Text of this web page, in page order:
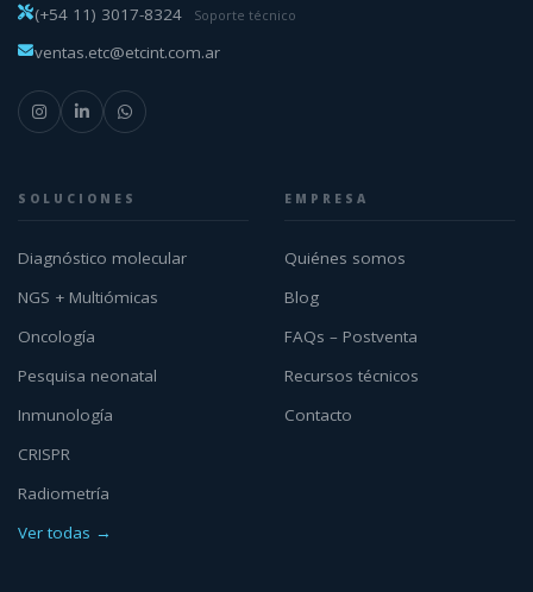
(+54 11) 3017-8324
Soporte técnico
ventas.etc@etcint.com.ar
SOLUCIONES
Diagnóstico molecular
NGS + Multiómicas
Oncología
Pesquisa neonatal
Inmunología
CRISPR
Radiometría
Ver todas →
EMPRESA
Quiénes somos
Blog
FAQs – Postventa
Recursos técnicos
Contacto